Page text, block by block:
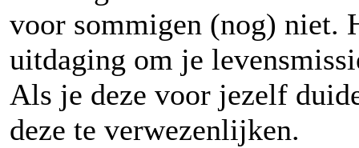
voor sommigen (nog) niet.
uitdaging om je
Als je deze voor jezelf
deze te verwezenlijken.